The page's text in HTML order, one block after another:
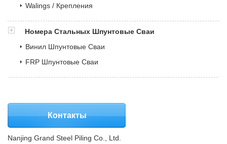
Walings / Крепления
Номера Стальных Шпунтовые Сваи
Винил Шпунтовые Сваи
FRP Шпунтовые Сваи
Контакты
Nanjing Grand Steel Piling Co., Ltd.